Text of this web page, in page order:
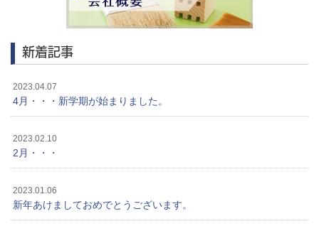
新着記事
2023.04.07
4月・・・新学期が始まりました。
2023.02.10
2月・・・
2023.01.06
新年あけましておめでとうございます。